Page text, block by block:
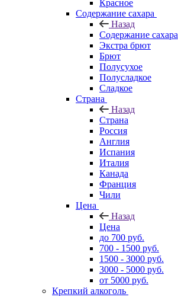
Красное
Содержание сахара
Назад
Содержание сахара
Экстра брют
Брют
Полусухое
Полусладкое
Сладкое
Страна
Назад
Страна
Россия
Англия
Испания
Италия
Канада
Франция
Чили
Цена
Назад
Цена
до 700 руб.
700 - 1500 руб.
1500 - 3000 руб.
3000 - 5000 руб.
от 5000 руб.
Крепкий алкоголь